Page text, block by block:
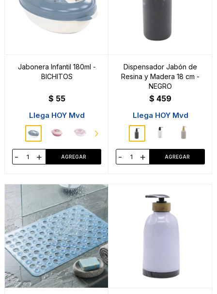
Jabonera Infantil 180ml -
BICHITOS
$ 55
Llega HOY Mvd
- +
Dispensador Jabón de
Resina y Madera 18 cm -
NEGRO
$ 459
Llega HOY Mvd
- +